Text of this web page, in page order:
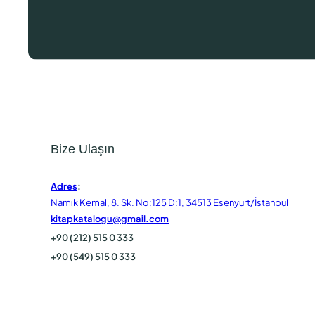
Bize Ulaşın
Adres:
Namık Kemal, 8. Sk. No:125 D:1, 34513 Esenyurt/İstanbul
kitapkatalogu@gmail.com
+90 (212) 515 0 333
+90 (549) 515 0 333